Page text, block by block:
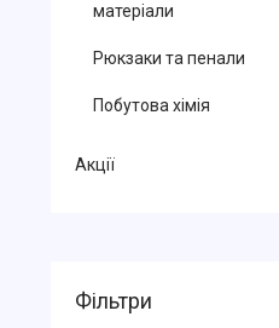
матеріали
Рюкзаки та пенали
Побутова хімія
Акції
Фільтри